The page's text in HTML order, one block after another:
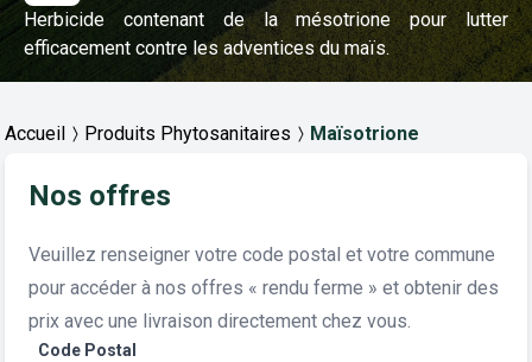
Herbicide contenant de la mésotrione pour lutter
efficacement contre les adventices du maïs.
Accueil Produits Phytosanitaires Maïsotrione
Nos offres
Veuillez renseigner votre code postal et votre commune
pour accéder à nos offres « rendu ferme » et obtenir des
prix avec une livraison directement chez vous.
Code Postal